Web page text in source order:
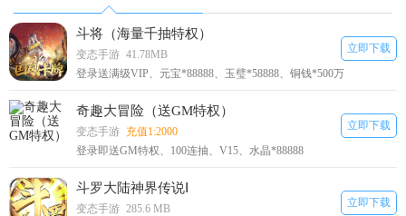
斗将（海量千抽特权）
变态手游 41.78MB
登录送满级VIP、元宝*88888、玉璧*58888、铜钱*500万
立即下载
奇趣大冒险（送GM特权）
变态手游 充值1:2000
登录即送GM特权、100连抽、V15、水晶*88888
立即下载
斗罗大陆神界传说Ⅰ
变态手游 285.6 MB
立即下载